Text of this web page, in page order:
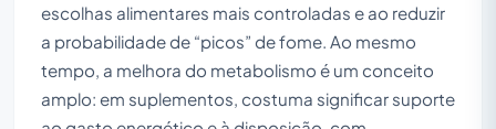
escolhas alimentares mais controladas e ao reduzir
a probabilidade de “picos” de fome. Ao mesmo
tempo, a melhora do metabolismo é um conceito
amplo: em suplementos, costuma significar suporte